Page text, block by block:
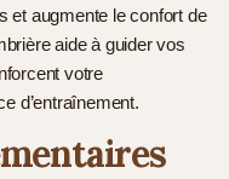
et augmente le confort de
aide à guider vos
votre
d’entraînement.